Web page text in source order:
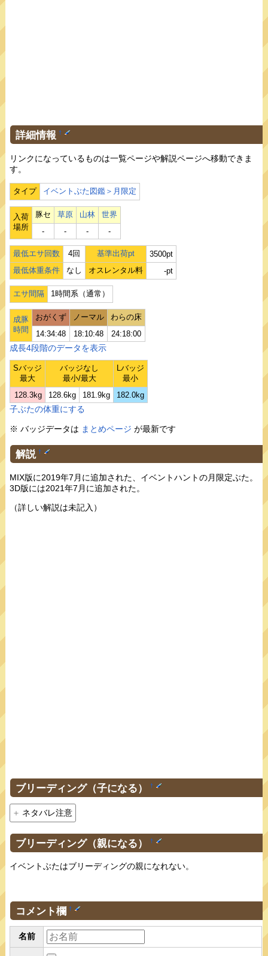
詳細情報 †
リンクになっているものは一覧ページや解説ページへ移動できま
す。
タイプ イベントぶた図鑑＞月限定
入荷
場所
豚セ 草原 山林
世界
‐
‐ ‐ ‐
最低エサ回数 4回 基準出荷pt
3500pt
最低体重条件
なし オスレンタル料 -pt
エサ間隔 1時間系（通常）
成豚
時間
おがくず ノーマル
わらの床
14:34:48
18:10:48 24:18:00
成長4段階のデータを表示
Sバッジ
最大
バッジなし
最小/最大
Lバッジ
最小
128.3kg
128.6kg 181.9kg 182.0kg
子ぶたの体重にする
※ バッジデータは まとめページ が最新です
解説 †
MIX版に2019年7月に追加された、イベントハントの月限定ぶた。
3D版には2021年7月に追加された。
（詳しい解説は未記入）
ブリーディング（子になる） †
ネタバレ注意
ブリーディング（親になる） †
イベントぶたはブリーディングの親になれない。
コメント欄 †
名前